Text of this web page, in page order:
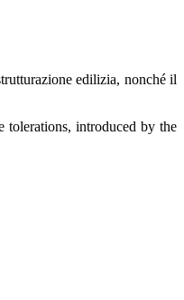
edilizia, nonché il
tolerations, introduced by the